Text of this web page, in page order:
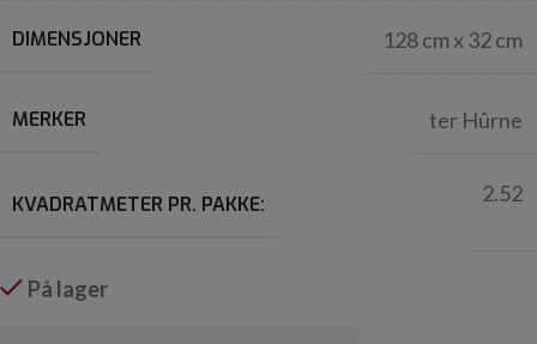
DIMENSJONER 128 cm x 32 cm
MERKER ter Hûrne
KVADRATMETER PR. PAKKE: 2.52
På lager